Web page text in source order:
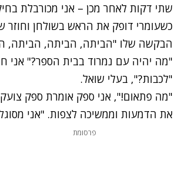
שתי דקות לאחר מכן – אני מכורבלת
כשעומרי דופק את הראש בשולחן וחוזר
הבקשה שלו "הביתה, הביתה, הביתה,
"מה יהיה עם נמרוד בבית הספר?" אני
"לכבות?", בעלי שואל.
"מה פתאום!", אני ספק אומרת ספק
את הדמעות וממשיכה לצפות. "אני
פרסומת